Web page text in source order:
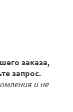
заказа,
запрос.
и не